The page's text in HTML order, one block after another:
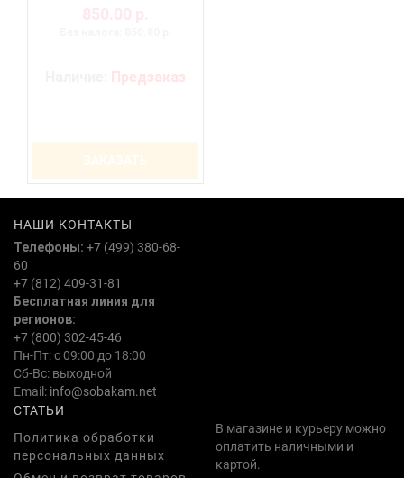
Предзаказ
ЗАКАЗАТЬ
НАШИ КОНТАКТЫ
Телефоны: +7 (499) 380-68-
60
+7 (812) 409-31-81
Бесплатная линия для
регионов:
+7 (800) 302-45-46
Пн-Пт: с 09:00 до 18:00
Сб-Вс: выходной
Email: info@sobakam.net
СТАТЬИ
Политика обработки
персональных данных
В магазине и курьеру можно
оплатить наличными и
картой.